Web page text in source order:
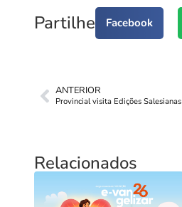
Partilhe Facebook
ANTERIOR
Provincial visita Edições Salesianas
Relacionados